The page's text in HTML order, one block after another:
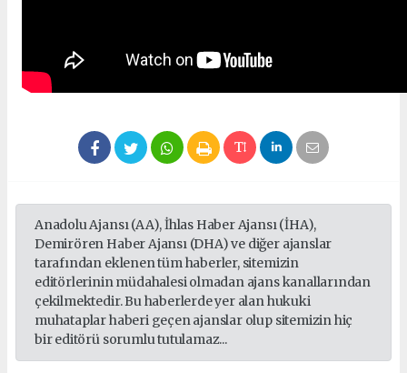
Anadolu Ajansı (AA), İhlas Haber Ajansı (İHA),
Demirören Haber Ajansı (DHA) ve diğer ajanslar
tarafından eklenen tüm haberler, sitemizin
editörlerinin müdahalesi olmadan ajans kanallarından
çekilmektedir. Bu haberlerde yer alan hukuki
muhataplar haberi geçen ajanslar olup sitemizin hiç
bir editörü sorumlu tutulamaz...